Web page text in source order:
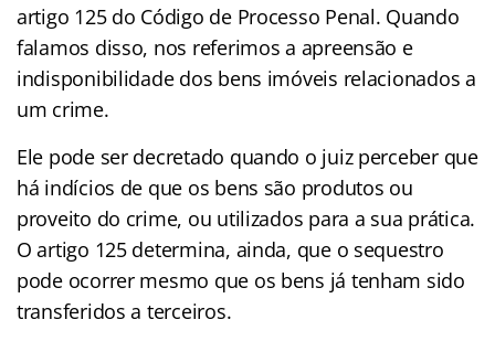
artigo 125 do Código de Processo Penal. Quando
falamos disso, nos referimos a apreensão e
indisponibilidade dos bens imóveis relacionados a
um crime.
Ele pode ser decretado quando o juiz perceber que
há indícios de que os bens são produtos ou
proveito do crime, ou utilizados para a sua prática.
O artigo 125 determina, ainda, que o sequestro
pode ocorrer mesmo que os bens já tenham sido
transferidos a terceiros.